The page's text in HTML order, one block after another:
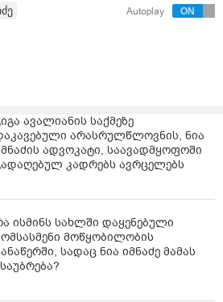
ბავშვებისAutoplay
ავალიანის საქმეზე
არასრულწლოვნის, ნია
ადვოკატი, საავადმყოფოში
კადრებს ავრცელებს
ისმინს სახლში დაყენებული
მოწყობილობის
სადაც ნია იმნაძე მამას